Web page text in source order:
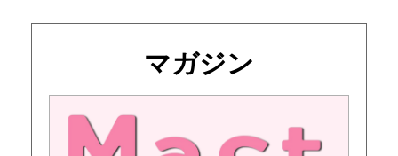
マガジン